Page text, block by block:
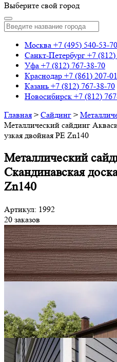
Выберите свой город
Москва +7 (495) 540-53-70
Санкт-Петербург +7
Уфа +7 (812) 767-38-70
Краснодар +7 (861) 207-
Казань +7 (812) 767-38-70
Новосибирск +7 (812)
Главная > Сайдинг >
Металлический сайдинг
узкая двойная PE Zn140
Металлический
Скандинавская
Zn140
Артикул: 1992
20 заказов